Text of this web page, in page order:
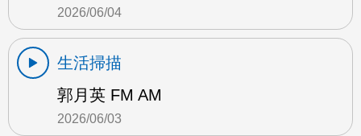
2026/06/04
生活掃描
郭月英 FM AM
2026/06/03